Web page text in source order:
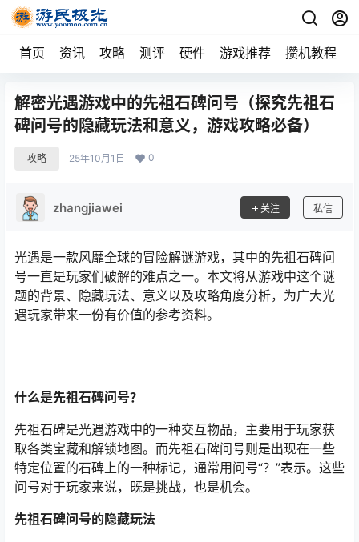
首页 资讯 攻略 测评 硬件 游戏推荐 攒机教程
解密光遇游戏中的先祖石碑问号（探究先祖石
碑问号的隐藏玩法和意义，游戏攻略必备）
攻略 25年10月1日 0
zhangjiawei 关注 私信
光遇是一款风靡全球的冒险解谜游戏，其中的先祖石碑问
号一直是玩家们破解的难点之一。本文将从游戏中这个谜
题的背景、隐藏玩法、意义以及攻略角度分析，为广大光
遇玩家带来一份有价值的参考资料。
什么是先祖石碑问号？
先祖石碑是光遇游戏中的一种交互物品，主要用于玩家获
取各类宝藏和解锁地图。而先祖石碑问号则是出现在一些
特定位置的石碑上的一种标记，通常用问号“？”表示。这些
问号对于玩家来说，既是挑战，也是机会。
先祖石碑问号的隐藏玩法